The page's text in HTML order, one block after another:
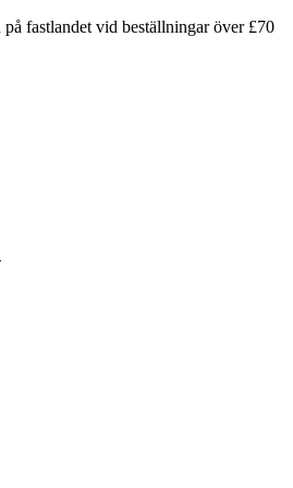
fastlandet vid beställningar över £70